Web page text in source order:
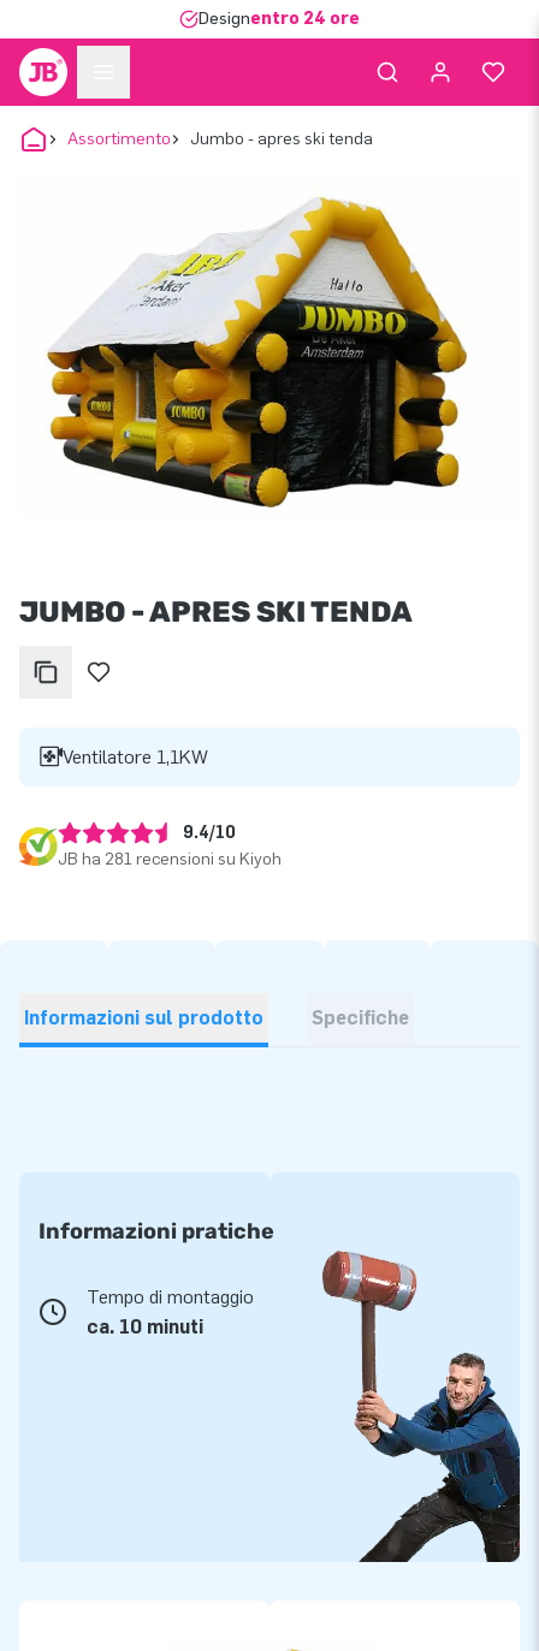
Designentro 24 ore
Assortimento Jumbo - apres ski tenda
JUMBO - APRES SKI TENDA
Ventilatore 1,1KW
9.4/10
JB ha 281 recensioni su Kiyoh
Informazioni sul prodotto Specifiche
Informazioni pratiche
Tempo di montaggio
ca. 10 minuti